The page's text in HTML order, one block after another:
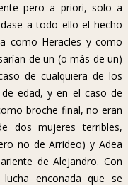
pero a priori, solo a
a todo ello el hecho
como Heracles y como
de un (o más de un)
de cualquiera de los
edad, y en el caso de
broche final, no eran
dos mujeres terribles,
no de Arrideo) y Adea
de Alejandro. Con
enconada que se